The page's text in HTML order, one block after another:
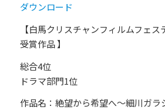
ダウンロード
【白馬クリスチャンフィルムフェス
受賞作品 】
総合4位
ドラマ部門1位
作品名：絶望から希望へ～細川ガラ